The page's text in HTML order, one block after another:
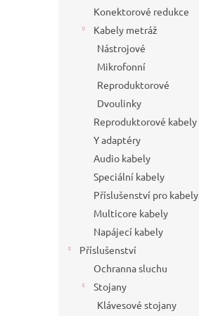
Konektorové redukce
Kabely metráž
Nástrojové
Mikrofonní
Reproduktorové
Dvoulinky
Reproduktorové kabely
Y adaptéry
Audio kabely
Speciální kabely
Příslušenství pro kabely
Multicore kabely
Napájecí kabely
Příslušenství
Ochranna sluchu
Stojany
Klávesové stojany